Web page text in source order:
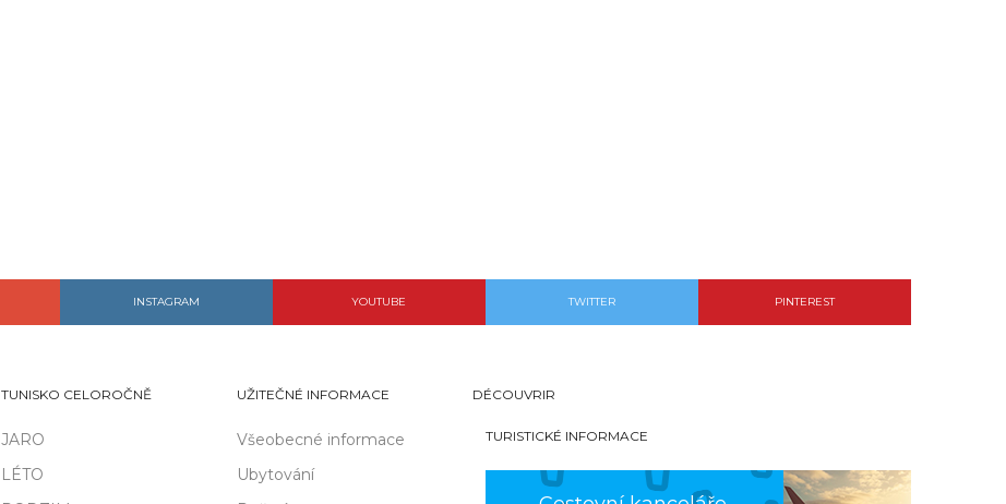
INSTAGRAM YOUTUBE TWITTER PINTEREST
TUNISKO CELOROČNĚ
JARO
LÉTO
UŽITEČNÉ INFORMACE
Všeobecné informace
Ubytování
DÉCOUVRIR
TURISTICKÉ INFORMACE